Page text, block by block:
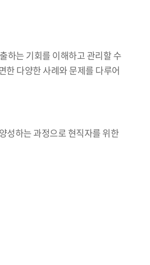
는 기회를 이해하고 관리할 수
한 다양한 사례와 문제를 다루어
성하는 과정으로 현직자를 위한